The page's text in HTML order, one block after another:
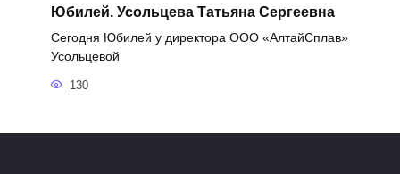
Юбилей. Усольцева Татьяна Сергеевна
Сегодня Юбилей у директора ООО «АлтайСплав»
Усольцевой
130